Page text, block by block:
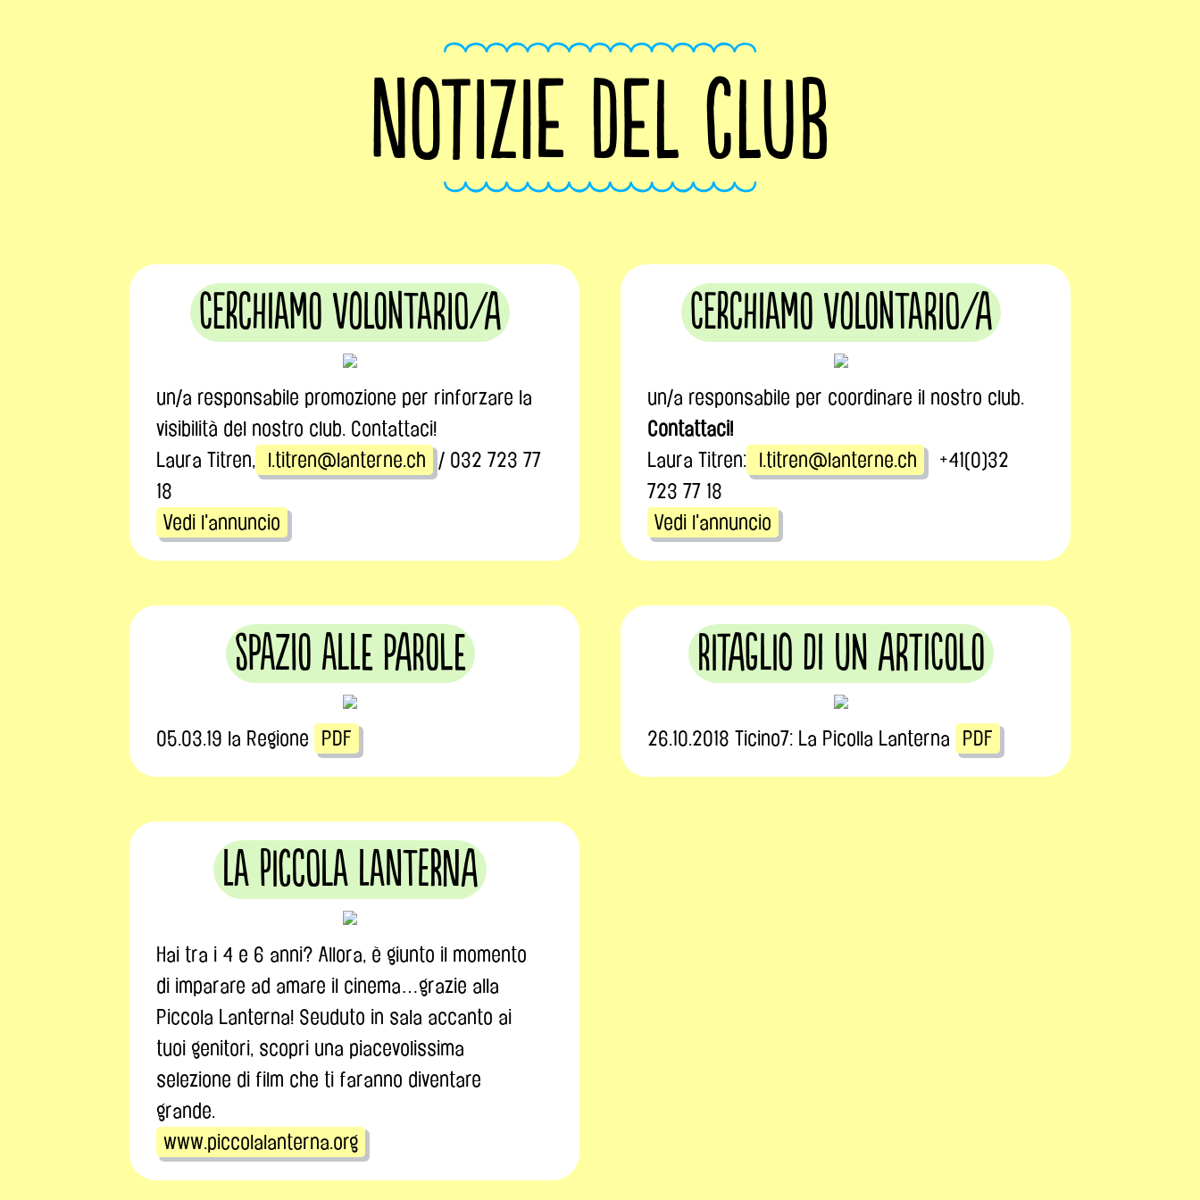
NOTIZIE DEL CLUB
Cerchiamo volontario/a
un/a responsabile promozione per rinforzare la
visibilità del nostro club. Contattaci!
Laura Titren,
l.titren@lanterne.ch
/ 032 723 77
18
Vedi l'annuncio
Cerchiamo volontario/a
un/a responsabile per coordinare il nostro club.
Contattaci!
Laura Titren:
l.titren@lanterne.ch
+41(0)32
723 77 18
Vedi l'annuncio
Spazio alle parole
05.03.19 la Regione PDF
Ritaglio di un articolo
26.10.2018 Ticino7: La Picolla Lanterna PDF
La Piccola Lanterna
Hai tra i 4 e 6 anni? Allora, è giunto il momento
di imparare ad amare il cinema…grazie alla
Piccola Lanterna! Seuduto in sala accanto ai
tuoi genitori, scopri una piacevolissima
selezione di film che ti faranno diventare
grande.
www.piccolalanterna.org